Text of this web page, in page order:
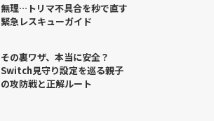
無理…トリマ不具合を秒で直す
緊急レスキューガイド
その裏ワザ、本当に安全？
Switch見守り設定を巡る親子
の攻防戦と正解ルート